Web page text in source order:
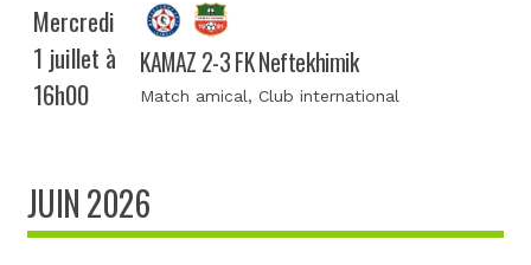
Mercredi
1 juillet à
16h00
KAMAZ 2-3 FK Neftekhimik
Match amical, Club international
JUIN 2026